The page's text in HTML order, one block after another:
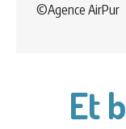
©Agence AirPur
Et